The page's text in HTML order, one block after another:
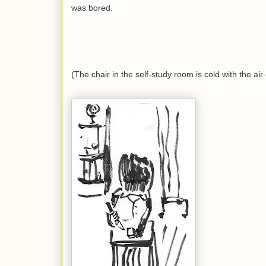
was bored.
(The chair in the self-study room is cold with the air